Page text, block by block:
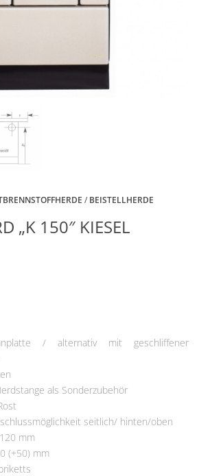
/ BEISTELLHERDE
„K 150″ KIESEL
/ alternativ mit geschliffener
als Sonderzubehör
seitlich/ hinten/oben
mm
(+50) mm